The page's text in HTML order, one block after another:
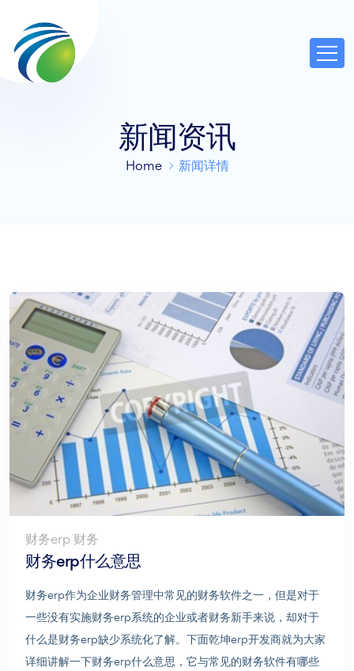
新闻资讯
Home 新闻详情
财务erp 财务
财务erp什么意思
财务erp作为企业财务管理中常见的财务软件之一，但是对于
一些没有实施财务erp系统的企业或者财务新手来说，却对于
什么是财务erp缺少系统化了解。下面乾坤erp开发商就为大家
详细讲解一下财务erp什么意思，它与常见的财务软件有哪些